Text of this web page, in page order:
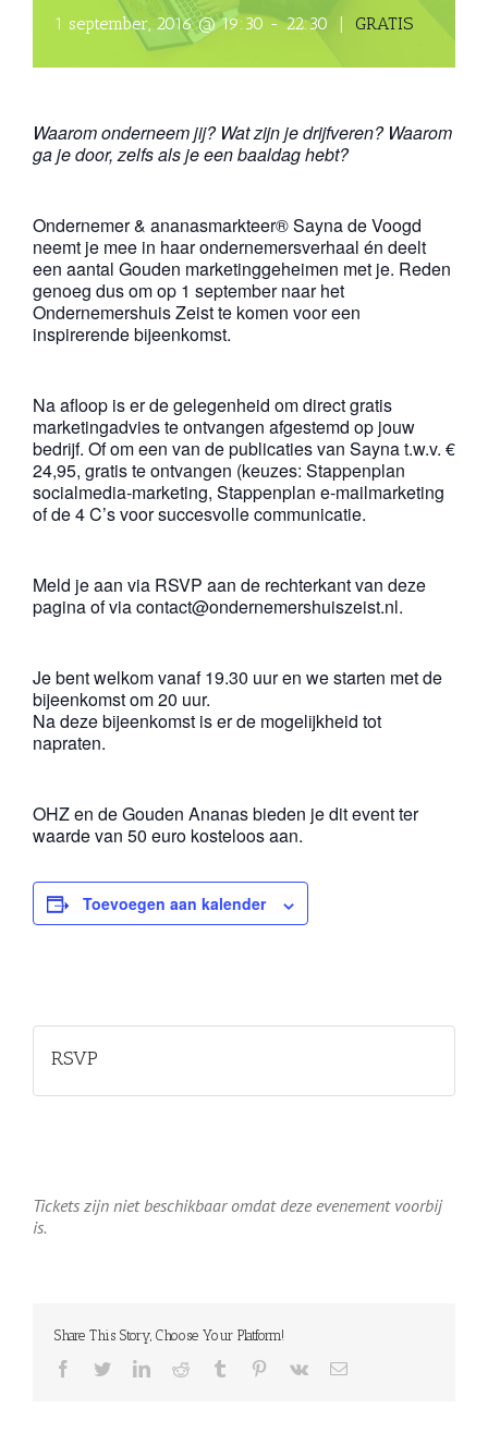
1 september, 2016 @ 19:30 -22:30 GRATIS
Waarom onderneem jij? Wat zijn je drijfveren? Waarom
ga je door, zelfs als je een baaldag hebt?
Ondernemer & ananasmarkteer® Sayna de Voogd
neemt je mee in haar ondernemersverhaal én deelt
een aantal Gouden marketinggeheimen met je. Reden
genoeg dus om op 1 september naar het
Ondernemershuis Zeist te komen voor een
inspirerende bijeenkomst.
Na afloop is er de gelegenheid om direct gratis
marketingadvies te ontvangen afgestemd op jouw
bedrijf. Of om een van de publicaties van Sayna t.w.v. €
24,95, gratis te ontvangen (keuzes: Stappenplan
socialmedia-marketing, Stappenplan e-mailmarketing
of de 4 C’s voor succesvolle communicatie.
Meld je aan via RSVP aan de rechterkant van deze
pagina of via contact@ondernemershuiszeist.nl.
Je bent welkom vanaf 19.30 uur en we starten met de
bijeenkomst om 20 uur.
Na deze bijeenkomst is er de mogelijkheid tot
napraten.
OHZ en de Gouden Ananas bieden je dit event ter
waarde van 50 euro kosteloos aan.
Toevoegen aan kalender
RSVP
Tickets zijn niet beschikbaar omdat deze evenement voorbij
is.
Share This Story, Choose Your Platform!
facebooktwitterlinkedinreddit tumblr pinterest
vk
E-